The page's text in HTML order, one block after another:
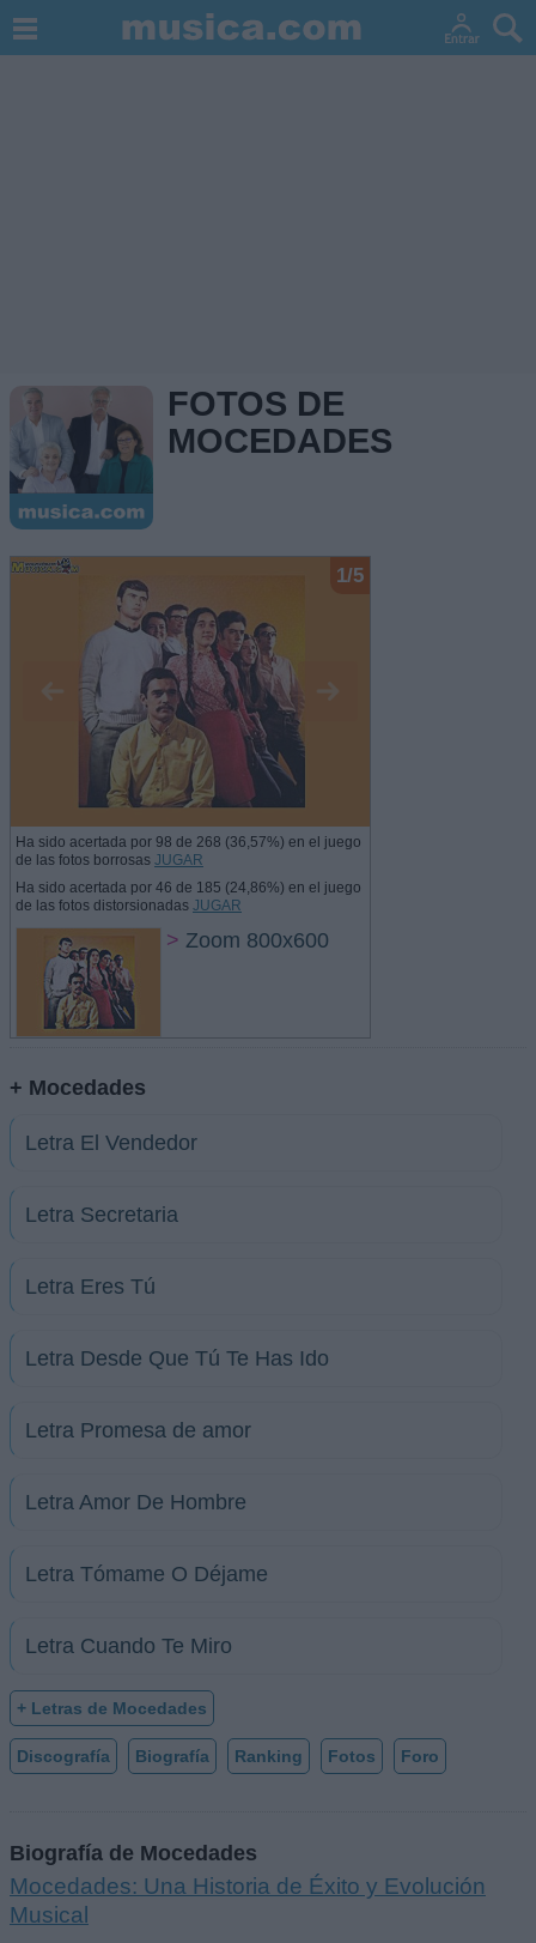
FOTOS DE
MOCEDADES
1/5
Ha sido acertada por 98 de 268 (36,57%) en el juego
de las fotos borrosas JUGAR
Ha sido acertada por 46 de 185 (24,86%) en el juego
de las fotos distorsionadas JUGAR
> Zoom 800x600
+ Mocedades
Letra El Vendedor
Letra Secretaria
Letra Eres Tú
Letra Desde Que Tú Te Has Ido
Letra Promesa de amor
Letra Amor De Hombre
Letra Tómame O Déjame
Letra Cuando Te Miro
+ Letras de Mocedades
Discografía Biografía Ranking Fotos Foro
Biografía de Mocedades
Mocedades: Una Historia de Éxito y Evolución
Musical